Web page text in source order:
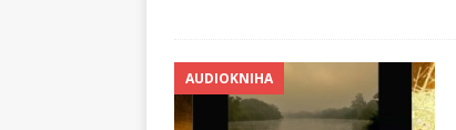
AUDIOKNIHA